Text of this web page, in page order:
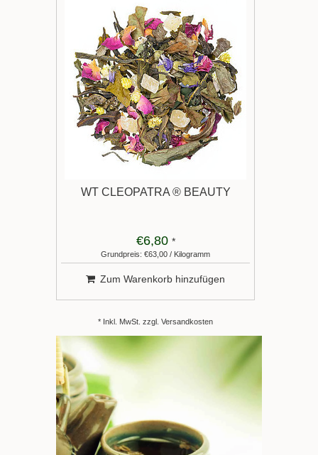
WT CLEOPATRA ® BEAUTY
€6,80 *
Grundpreis: €63,00 / Kilogramm
Zum Warenkorb hinzufügen
* Inkl. MwSt. zzgl. Versandkosten